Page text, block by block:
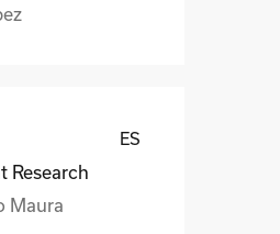
ES
Research
Maura